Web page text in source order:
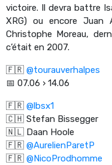
victoire. Il devra battre
XRG) ou encore Juan
Christophe Moreau,
c’était en 2007.
🇫🇷 @tourauverhalpes
📅 07.06 › 14.06
🇫🇷 @lbsx1
🇨🇭 Stefan Bissegger
🇳🇱 Daan Hoole
🇫🇷 @AurelienParetP
🇫🇷 @NicoProdhomme